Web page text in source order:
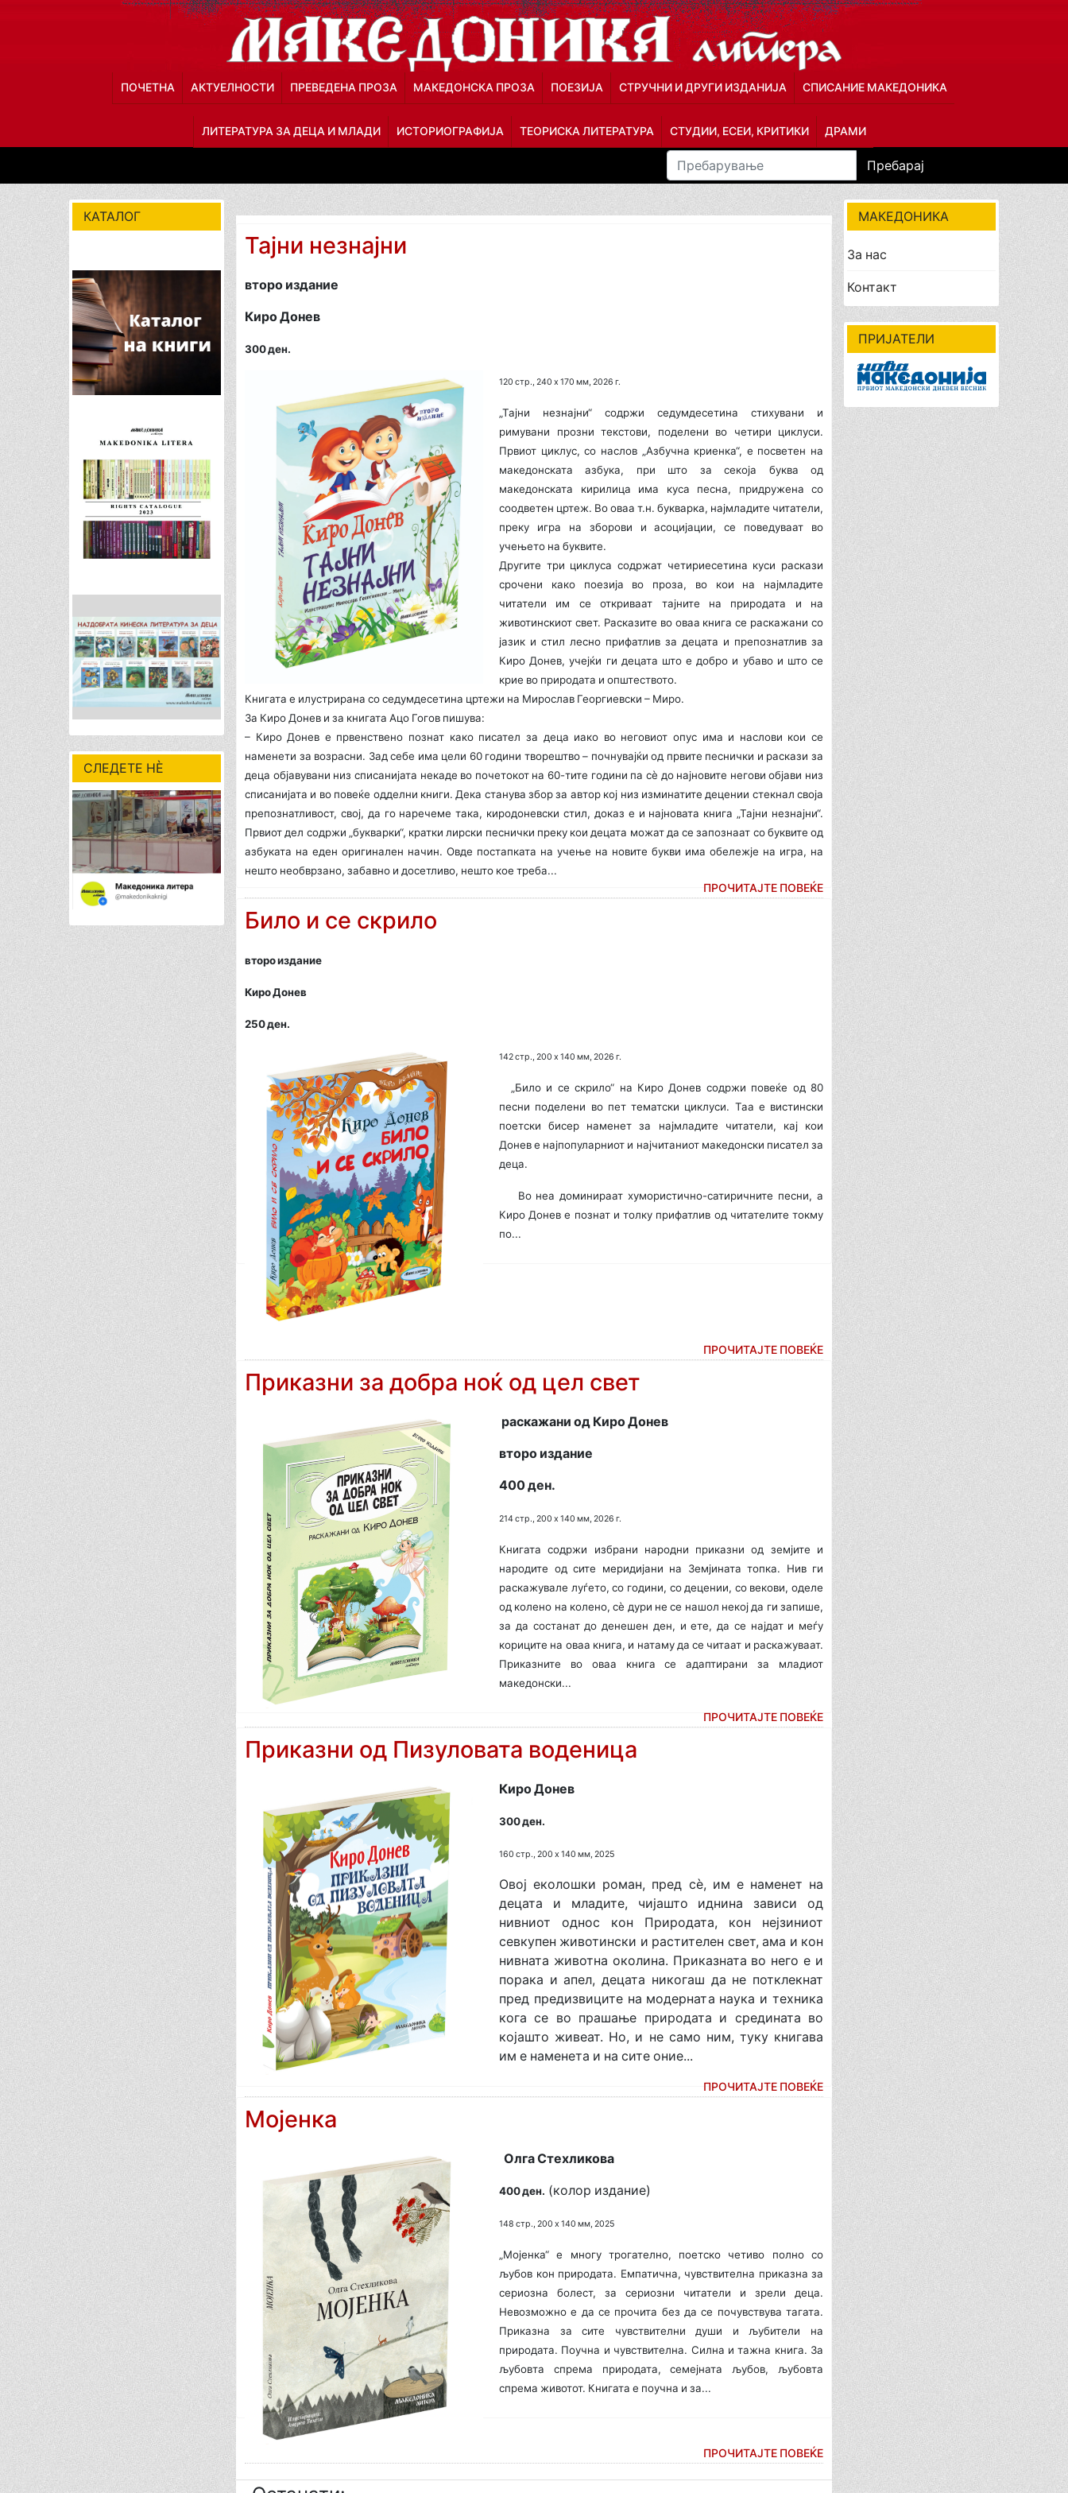
ПОЧЕТНА АКТУЕЛНОСТИ ПРЕВЕДЕНА ПРОЗА МАКЕДОНСКА ПРОЗА ПОЕЗИЈА СТРУЧНИ И ДРУГИ ИЗДАНИЈА СПИСАНИЕ МАКЕДОНИКА
ЛИТЕРАТУРА ЗА ДЕЦА И МЛАДИ ИСТОРИОГРАФИЈА ТЕОРИСКА ЛИТЕРАТУРА СТУДИИ, ЕСЕИ, КРИТИКИ ДРАМИ
Пребарај
КАТАЛОГ
СЛЕДЕТЕ НÈ
Тајни незнајни
второ издание
Киро Донев
300 ден.
120 стр., 240 х 170 мм, 2026 г.
„Тајни незнајни“ содржи седумдесетина стихувани и
римувани прозни текстови, поделени во четири циклуси.
Првиот циклус, со наслов „Азбучна криенка“, е посветен на
македонската азбука, при што за секоја буква од
македонската кирилица има куса песна, придружена со
соодветен цртеж. Во оваа т.н. букварка, најмладите читатели,
преку игра на зборови и асоцијации, се поведуваат во
учењето на буквите.
Другите три циклуса содржат четириесетина куси раскази
срочени како поезија во проза, во кои на најмладите
читатели им се откриваат тајните на природата и на
животинскиот свет. Расказите во оваа книга се раскажани со
јазик и стил лесно прифатлив за децата и препознатлив за
Киро Донев, учејќи ги децата што е добро и убаво и што се
крие во природата и општеството.
Книгата е илустрирана со седумдесетина цртежи на Мирослав Георгиевски – Миро.
За Киро Донев и за книгата Ацо Гогов пишува:
– Киро Донев е првенствено познат како писател за деца иако во неговиот опус има и наслови кои се
наменети за возрасни. Зад себе има цели 60 години творештво – почнувајќи од првите песнички и раскази за
деца објавувани низ списанијата некаде во почетокот на 60-тите години па сѐ до најновите негови објави низ
списанијата и во повеќе одделни книги. Дека станува збор за автор кој низ изминатите децении стекнал своја
препознатливост, свој, да го наречеме така, киродоневски стил, доказ е и најновата книга „Тајни незнајни“.
Првиот дел содржи „букварки“, кратки лирски песнички преку кои децата можат да се запознаат со буквите од
азбуката на еден оригинален начин. Овде постапката на учење на новите букви има обележје на игра, на
нешто необврзано, забавно и досетливо, нешто кое треба...
ПРОЧИТАЈТЕ ПОВЕЌЕ
Било и се скрило
второ издание
Киро Донев
250 ден.
142 стр., 200 х 140 мм, 2026 г.
„Било и се скрило“ на Киро Донев содржи повеќе од 80
песни поделени во пет тематски циклуси. Таа е вистински
поетски бисер наменет за најмладите читатели, кај кои
Донев е најпопуларниот и најчитаниот македонски писател за
деца.
Во неа доминираат хумористично-сатиричните песни, а
Киро Донев е познат и толку прифатлив од читателите токму
по...
ПРОЧИТАЈТЕ ПОВЕЌЕ
Приказни за добра ноќ од цел свет
раскажани од Киро Донев
второ издание
400 ден.
214 стр., 200 х 140 мм, 2026 г.
Книгата содржи избрани народни приказни од земјите и
народите од сите меридијани на Земјината топка. Нив ги
раскажувале луѓето, со години, со децении, со векови, оделе
од колено на колено, сѐ дури не се нашол некој да ги запише,
за да состанат до денешен ден, и ете, да се најдат и меѓу
кориците на оваа книга, и натаму да се читаат и раскажуваат.
Приказните во оваа книга се адаптирани за младиот
македонски...
ПРОЧИТАЈТЕ ПОВЕЌЕ
Приказни од Пизуловата воденица
Киро Донев
300 ден.
160 стр., 200 х 140 мм, 2025
Овој еколошки роман, пред сè, им е наменет на
децата и младите, чијашто иднина зависи од
нивниот однос кон Природата, кон нејзиниот
севкупен животински и растителен свет, ама и кон
нивната животна околина. Приказната во него е и
порака и апел, децата никогаш да не потклекнат
пред предизвиците на модерната наука и техника
кога се во прашање природата и средината во
којашто живеат. Но, и не само ним, туку книгава
им е наменета и на сите оние...
ПРОЧИТАЈТЕ ПОВЕЌЕ
Мојенка
Олга Стехликова
400 ден. (колор издание)
148 стр., 200 х 140 мм, 2025
„Мојенка“ е многу трогателно, поетско четиво полно со
љубов кон природата. Емпатична, чувствителна приказна за
сериозна болест, за сериозни читатели и зрели деца.
Невозможно е да се прочита без да се почувствува тагата.
Приказна за сите чувстви­телни души и љубители на
природата. Поучна и чувствителна. Силна и тажна книга. За
љубовта спрема природата, семејната љубов, љубовта
спрема животот. Книгата е поучна и за...
ПРОЧИТАЈТЕ ПОВЕЌЕ
МАКЕДОНИКА
За нас
Контакт
ПРИЈАТЕЛИ